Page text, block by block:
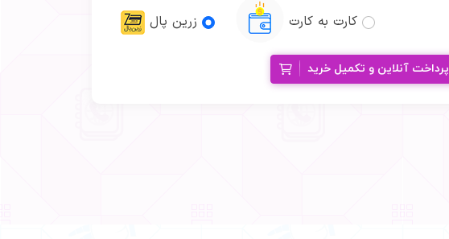
کارت به کارت
زرین پال
پرداخت آنلاین و تکمیل خرید